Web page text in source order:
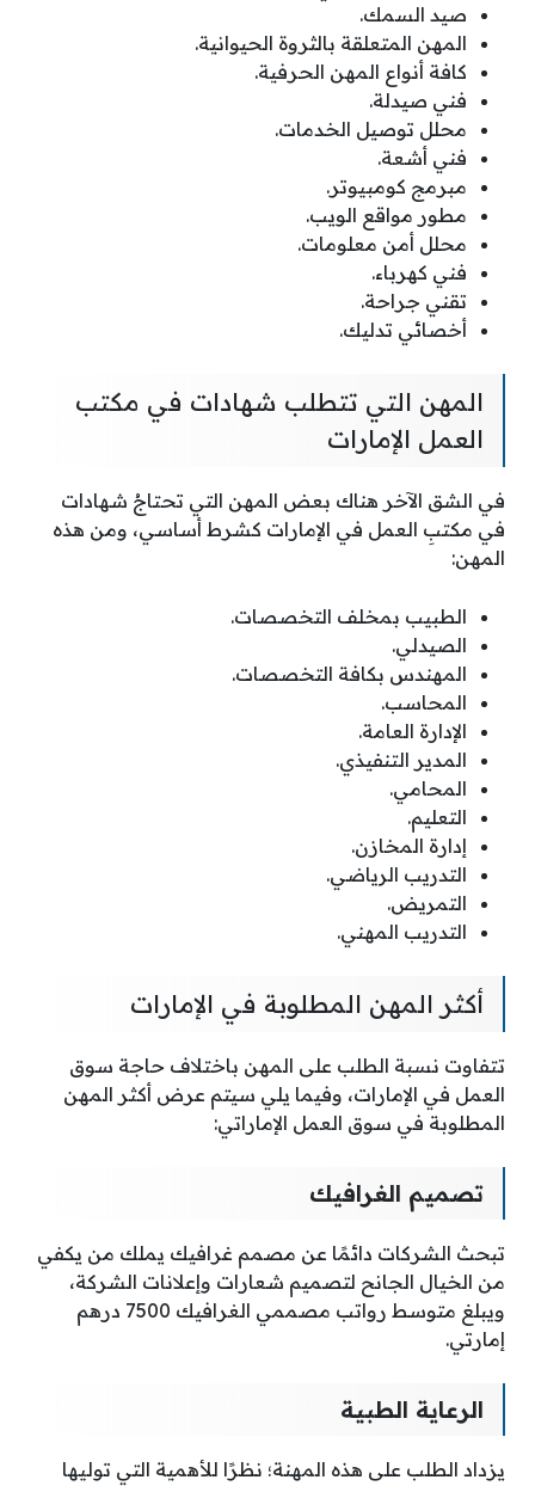
صيد السمك.
المهن المتعلقة بالثروة الحيوانية.
كافة أنواع المهن الحرفية.
فني صيدلة.
محلل توصيل الخدمات.
فني أشعة.
مبرمج كومبيوتر.
مطور مواقع الويب.
محلل أمن معلومات.
فني كهرباء.
تقني جراحة.
أخصائي تدليك.
المهن التي تتطلب شهادات في مكتب
العمل الإمارات
في الشق الآخر هناك بعض المهن التي تحتاجُ شهادات
في مكتبِ العمل في الإمارات كشرط أساسي، ومن هذه
المهن:
الطبيب بمخلف التخصصات.
الصيدلي.
المهندس بكافة التخصصات.
المحاسب.
الإدارة العامة.
المدير التنفيذي.
المحامي.
التعليم.
إدارة المخازن.
التدريب الرياضي.
التمريض.
التدريب المهني.
أكثر المهن المطلوبة في الإمارات
تتفاوت نسبة الطلب على المهن باختلاف حاجة سوق
العمل في الإمارات، وفيما يلي سيتم عرض أكثر المهن
المطلوبة في سوق العمل الإماراتي:
تصميم الغرافيك
تبحث الشركات دائمًا عن مصمم غرافيك يملك من يكفي
من الخيال الجانح لتصميم شعارات وإعلانات الشركة،
ويبلغ متوسط رواتب مصممي الغرافيك 7500 درهم
إمارتي.
الرعاية الطبية
يزداد الطلب على هذه المهنة؛ نظرًا للأهمية التي توليها